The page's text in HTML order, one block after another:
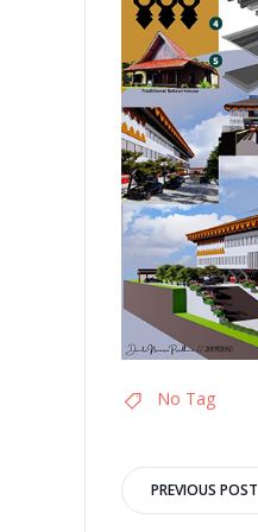
No Tag
Post
PREVIOUS POST